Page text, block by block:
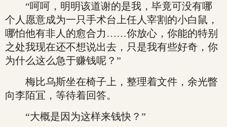
“呵呵，明明该道谢的是我，毕竟可没有哪
个人愿意成为一只手术台上任人宰割的小白鼠，
哪怕他有非人的愈合力……你放心，你能的特别
之处我现在还不想说出去，只是我有些好奇，你
为什么这么急于赚钱呢？”
梅比乌斯坐在椅子上，整理着文件，余光瞥
向李陌冝，等待着回答。
“大概是因为这样来钱快？”